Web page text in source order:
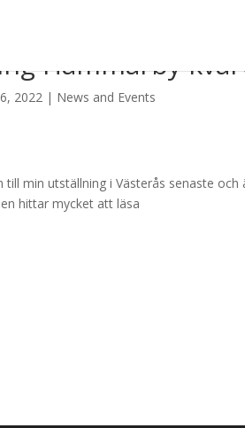
Hammarby
2022 | News and Events
till min utställning i Västerås senaste
hittar mycket att läsa